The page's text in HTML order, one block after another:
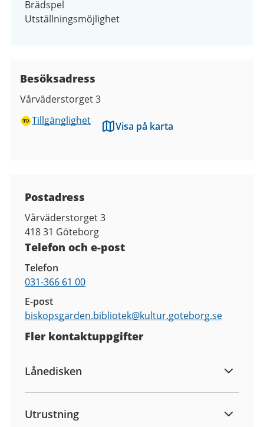
Brädspel
Utställningsmöjlighet
Besöksadress
Vårväderstorget 3
Tillgänglighet
Visa på karta
Postadress
Vårväderstorget 3
418 31 Göteborg
Telefon och e-post
Telefon
031-366 61 00
E-post
biskopsgarden.bibliotek@kultur.goteborg.se
Fler kontaktuppgifter
Lånedisken
Utrustning